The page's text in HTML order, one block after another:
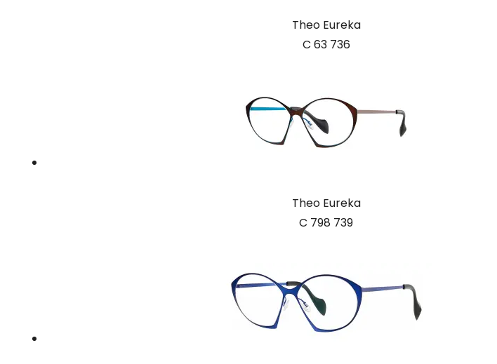
Theo Eureka
C 63 736
Theo Eureka
C 798 739